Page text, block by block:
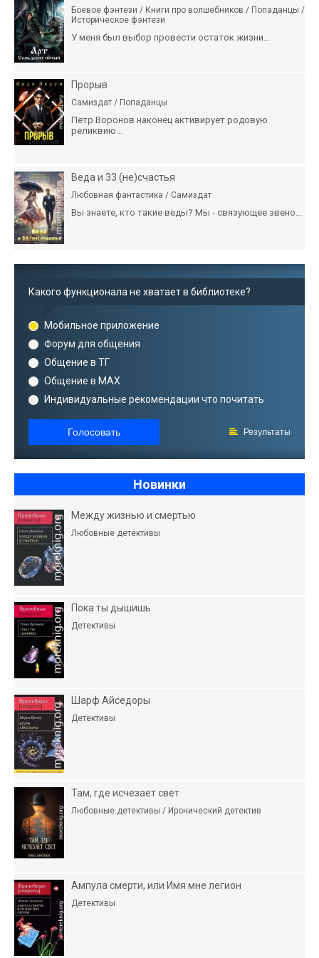
Боевое фэнтези / Книги про волшебников / Попаданцы /
Историческое фэнтези
У меня был выбор провести остаток жизни...
Прорыв
Самиздат / Попаданцы
Пётр Воронов наконец активирует родовую
реликвию...
Веда и 33 (не)счастья
Любовная фантастика / Самиздат
Вы знаете, кто такие веды? Мы - связующее звено...
Какого функционала не хватает в библиотеке?
Мобильное приложение
Форум для общения
Общение в ТГ
Общение в MAX
Индивидуальные рекомендации что почитать
Голосовать Результаты
Новинки
Между жизнью и смертью
Любовные детективы
Пока ты дышишь
Детективы
Шарф Айседоры
Детективы
Там, где исчезает свет
Любовные детективы / Иронический детектив
Ампула смерти, или Имя мне легион
Детективы